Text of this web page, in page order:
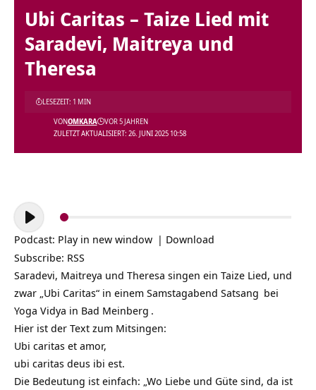
Ubi Caritas – Taize Lied mit
Saradevi, Maitreya und
Theresa
ZULETZT AKTUALISIERT: 26. JUNI 2025 10:58
VONOMKARA VOR 5 JAHREN
LESEZEIT: 1 MIN
Audio-
Player
Podcast: Play in new window | Download
Subscribe: RSS
Saradevi, Maitreya und Theresa singen ein Taize Lied, und
zwar „Ubi Caritas“ in einem Samstagabend Satsang bei
Yoga Vidya in Bad Meinberg .
Hier ist der Text zum Mitsingen:
Ubi caritas et amor,
ubi caritas deus ibi est.
Die Bedeutung ist einfach: „Wo Liebe und Güte sind, da ist